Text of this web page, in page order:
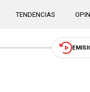
TENDENCIAS